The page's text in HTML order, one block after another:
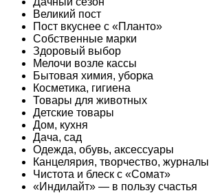
Великий пост
Пост вкуснее с «Планто»
Собственные марки
Здоровый выбор
Мелочи возле кассы
Бытовая химия, уборка
Косметика, гигиена
Товары для животных
Детские товары
Дом, кухня
Дача, сад
Одежда, обувь, аксессуары
Канцелярия, творчество, журналы
Чистота и блеск с «Сомат»
«Индилайт» — в пользу счастья